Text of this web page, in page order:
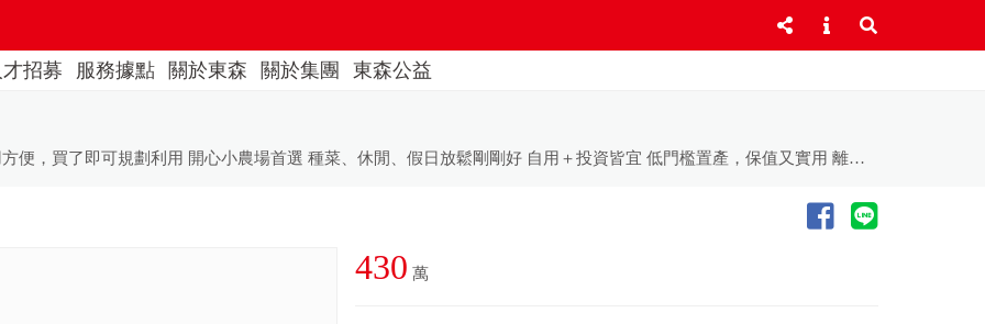
招募 服務據點 關於東森 關於集團 東森公益
有水有電開心農地｜輕鬆享受田園生活 有水有電 使用方便，買了即可規劃利用 開心小農場首選 種菜、休閒、假日放鬆剛剛好 自用＋投資皆宜 低門檻置產，保值又實用 離塵不離城 享受屬於自己的慢活天地 東森168-幸福一路發 預約看屋專線：(05)2339797或(05)2337676 ★更多物件搜尋★ 東森房屋168加盟店官網↓↓ http://store.etwarm.com.tw/A1116 連結樂屋網↓↓ https://vip.rakuya.com.tw/0928776815/sell 連結我家網↓↓ https://sales.myhomes.com.tw/0931909707 連結591↓↓ https://www.591.com.tw/broker20529?type=2&post_id=16 -------------------------------------------- 賞屋專線05-2339797 (生豐不動產企業社)
430 萬